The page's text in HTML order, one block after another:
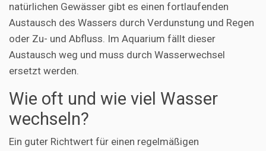
natürlichen Gewässer gibt es einen fortlaufenden
Austausch des Wassers durch Verdunstung und Regen
oder Zu- und Abfluss. Im Aquarium fällt dieser
Austausch weg und muss durch Wasserwechsel
ersetzt werden.
Wie oft und wie viel Wasser
wechseln?
Ein guter Richtwert für einen regelmäßigen